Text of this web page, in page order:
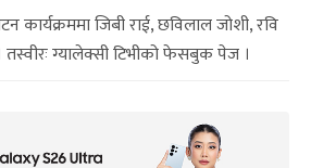
कार्यक्रममा जिबी राई, छविलाल जोशी, रवि
ग्यालेक्सी टिभीको फेसबुक पेज ।